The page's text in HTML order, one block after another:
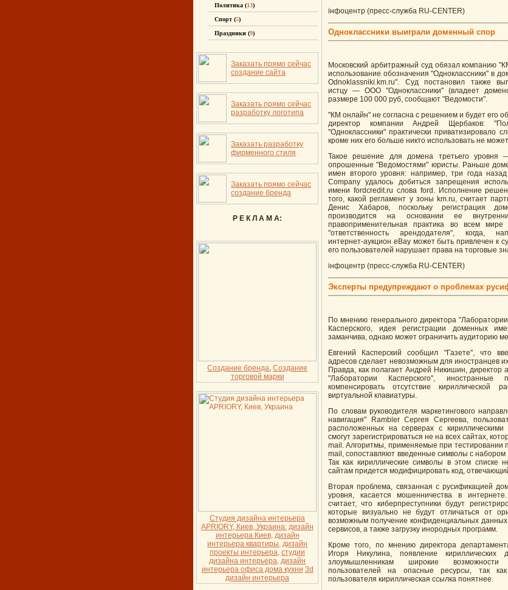
Политика (13)
Спорт (5)
Праздники (9)
Заказать прямо сейчас
создание сайта
Заказать прямо сейчас
разработку логотипа
Заказать разработку
фирменного стиля
Заказать прямо сейчас
создание бренда
Р Е К Л А М А:
Создание бренда, Создание
торговой марки
Студия дизайна интерьера
APRIORY, Киев, Украина: дизайн
интерьера Киев, дизайн
интерьера квартиры, дизайн
проекты интерьера, студии
дизайна интерьера, дизайн
интерьера офиса дома кухни 3d
дизайн интерьера
iнфоцентр (пресс-служба RU-CENTER)
Одноклассники выиграли доменный спор
Московский арбитражный суд обязал компанию
использование обозначения "Одноклассники" в
Odnoklassniki.km.ru". Суд постановил также
истцу — ООО "Одноклассники" (владеет
размере 100 000 руб, сообщают "Ведомости".
"КМ онлайн" не согласна с решением и будет его
директор компании Андрей Щербаков:
"Одноклассники" практически приватизировало
кроме них его больше никто использовать не
Такое решение для домена третьего уровня
опрошенные "Ведомостями" юристы. Раньше
имен второго уровня: например, три года
Company удалось добиться запрещения
имени fordcredit.ru слова ford. Исполнение
того, какой регламент у зоны km.ru, считает
Денис Хабаров, поскольку регистрация
производится на основании ее
правоприменительная практика во всем
"ответственность арендодателя", когда,
интернет-аукцион eBay может быть привлечен к
его пользователей нарушает права на торговые
iнфоцентр (пресс-служба RU-CENTER)
Эксперты предупреждают о проблемах
По мнению генерального директора
Касперского, идея регистрации доменных
заманчива, однако может ограничить аудиторию
Евгений Касперский сообщил "Газете", что
адресов сделает невозможным для иностранцев
Правда, как полагает Андрей Никишин, директор
"Лаборатории Касперского", иностранные
компенсировать отсутствие кириллической
виртуальной клавиатуры.
По словам руководителя маркетингового
навигация" Rambler Сергея Сергеева,
расположенных на серверах с
смогут зарегистрироваться не на всех сайтах,
mail. Алгоритмы, применяемые при тестировании
mail, сопоставляют введенные символы с
Так как кириллические символы в этом списке
сайтам придется модифицировать код,
Вторая проблема, связанная с русификацией
уровня, касается мошенничества в
считает, что киберпреступники будут
которые визуально не будут отличаться от
возможным получение конфиденциальных
сервисов, а также загрузку инородных программ.
Кроме того, по мнению директора
Игоря Никулина, появление кириллических
злоумышленникам широкие
пользователей на опасные ресурсы, так
пользователя кириллическая ссылка понятнее.